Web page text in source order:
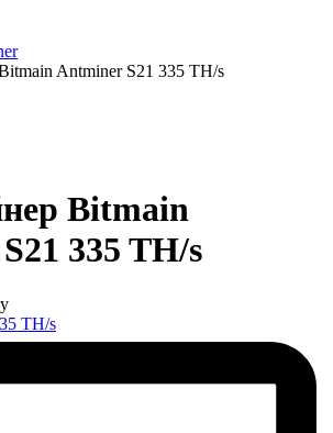
Antminer S21 335 TH/s
Bitmain
335 TH/s
TH/s